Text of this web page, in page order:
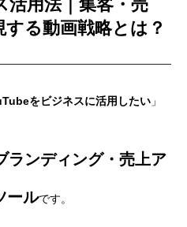
活用法｜集客・売
る動画戦略とは？
をビジネスに活用したい 」
ランディング・売上ア
ールです。